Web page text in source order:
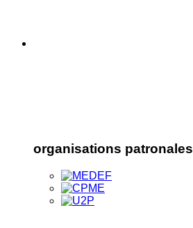
organisations patronales